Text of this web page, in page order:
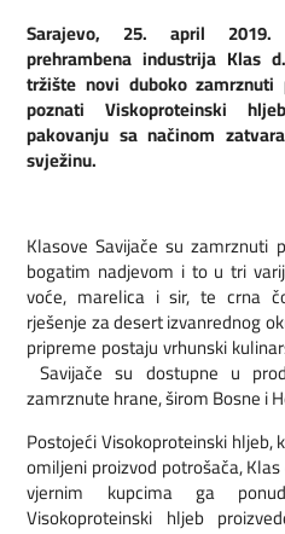
Sarajevo, 25. april 2019.
prehrambena industrija Klas
tržište novi duboko
poznati Viskoproteinski
pakovanju sa načinom
svježinu.
Klasove Savijače su zamrznuti
bogatim nadjevom i to u tri
voće, marelica i sir, te crna
rješenje za desert izvanrednog
pripreme postaju vrhunski
Savijače su dostupne u
zamrznute hrane, širom Bosne i
Postojeći Visokoproteinski
omiljeni proizvod potrošača,
vjernim kupcima ga
Visokoproteinski hljeb